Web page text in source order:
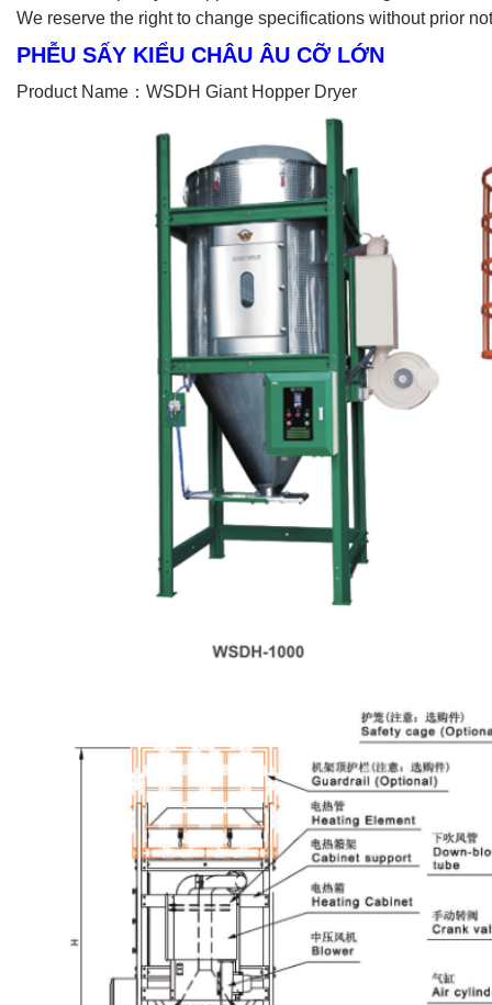
We reserve the right to change specifications without prior
PHỄU SẤY KIỂU CHÂU ÂU CỠ LỚN
Product Name：WSDH Giant Hopper Dryer